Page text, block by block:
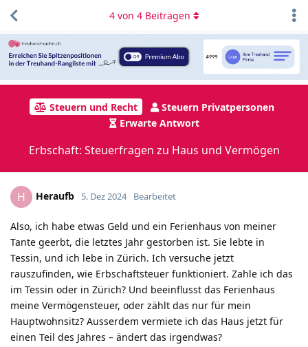
Steuern und Recht
Steuern Privatpersonen
Erwarte Antwort
Erbschaft: Steuerfragen zu Haus und Vermögen
4von 4Beiträgen
H Heraufb 5. Dez 2024 Bearbeitet
Also, ich habe etwas Geld und ein Ferienhaus von meiner
Tante geerbt, die letztes Jahr gestorben ist. Sie lebte in
Tessin, und ich lebe in Zürich. Ich versuche jetzt
rauszufinden, wie Erbschaftsteuer funktioniert. Zahle ich das
im Tessin oder in Zürich? Und beeinflusst das Ferienhaus
meine Vermögensteuer, oder zählt das nur für mein
Hauptwohnsitz? Ausserdem vermiete ich das Haus jetzt für
einen Teil des Jahres – ändert das irgendwas?